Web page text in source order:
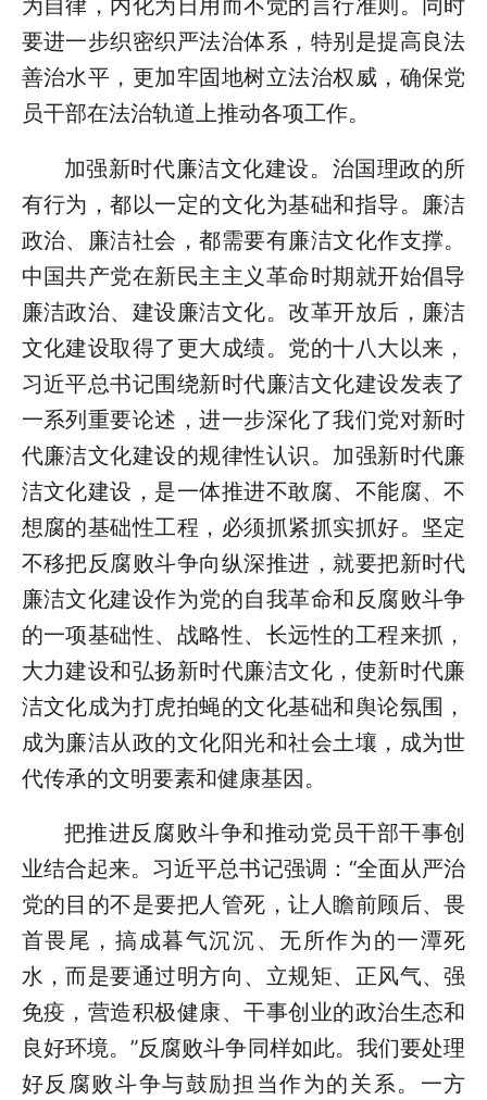
为自律，内化为日用而不觉的言行准则。同时
要进一步织密织严法治体系，特别是提高良法
善治水平，更加牢固地树立法治权威，确保党
员干部在法治轨道上推动各项工作。
加强新时代廉洁文化建设。治国理政的所
有行为，都以一定的文化为基础和指导。廉洁
政治、廉洁社会，都需要有廉洁文化作支撑。
中国共产党在新民主主义革命时期就开始倡导
廉洁政治、建设廉洁文化。改革开放后，廉洁
文化建设取得了更大成绩。党的十八大以来，
习近平总书记围绕新时代廉洁文化建设发表了
一系列重要论述，进一步深化了我们党对新时
代廉洁文化建设的规律性认识。加强新时代廉
洁文化建设，是一体推进不敢腐、不能腐、不
想腐的基础性工程，必须抓紧抓实抓好。坚定
不移把反腐败斗争向纵深推进，就要把新时代
廉洁文化建设作为党的自我革命和反腐败斗争
的一项基础性、战略性、长远性的工程来抓，
大力建设和弘扬新时代廉洁文化，使新时代廉
洁文化成为打虎拍蝇的文化基础和舆论氛围，
成为廉洁从政的文化阳光和社会土壤，成为世
代传承的文明要素和健康基因。
把推进反腐败斗争和推动党员干部干事创
业结合起来。习近平总书记强调：“全面从严治
党的目的不是要把人管死，让人瞻前顾后、畏
首畏尾，搞成暮气沉沉、无所作为的一潭死
水，而是要通过明方向、立规矩、正风气、强
免疫，营造积极健康、干事创业的政治生态和
良好环境。”反腐败斗争同样如此。我们要处理
好反腐败斗争与鼓励担当作为的关系。一方